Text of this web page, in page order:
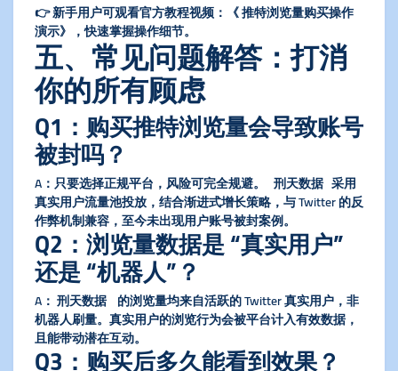
👉 新手用户可观看官方教程视频：《 推特浏览量购买操作
演示》，快速掌握操作细节。
五、常见问题解答：打消
你的所有顾虑
Q1：购买推特浏览量会导致账号
被封吗？
A：只要选择正规平台，风险可完全规避。 刑天数据采用
真实用户流量池投放，结合渐进式增长策略，与 Twitter 的反
作弊机制兼容，至今未出现用户账号被封案例。
Q2：浏览量数据是 “真实用户”
还是 “机器人”？
A： 刑天数据 的浏览量均来自活跃的 Twitter 真实用户，非
机器人刷量。真实用户的浏览行为会被平台计入有效数据，
且能带动潜在互动。
Q3：购买后多久能看到效果？